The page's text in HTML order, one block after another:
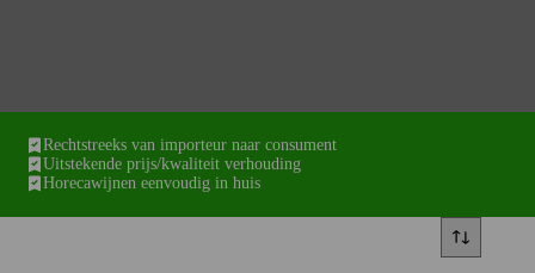
Rechtstreeks van importeur naar consument
Uitstekende prijs/kwaliteit verhouding
Horecawijnen eenvoudig in huis